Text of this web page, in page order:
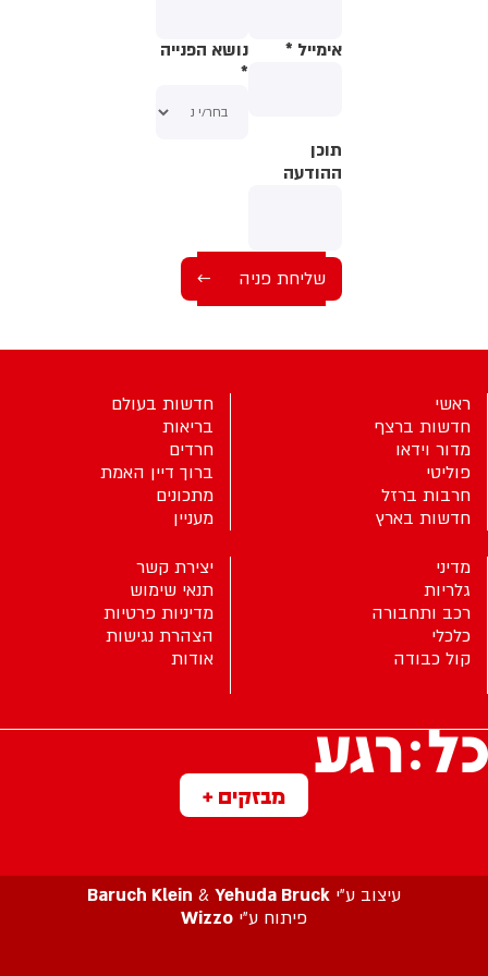
אימייל *
נושא הפנייה
*
תוכן
ההודעה
מבזקים +
ראשי
חדשות ברצף
מדור וידאו
פוליטי
חרבות ברזל
חדשות בארץ
חדשות בעולם
בריאות
חרדים
ברוך דיין האמת
מתכונים
מעניין
מדיני
גלריות
רכב ותחבורה
כלכלי
קול כבודה
יצירת קשר
תנאי שימוש
מדיניות פרטיות
הצהרת נגישות
אודות
עיצוב ע”י Baruch Klein & Yehuda Bruck
פיתוח ע”י Wizzo